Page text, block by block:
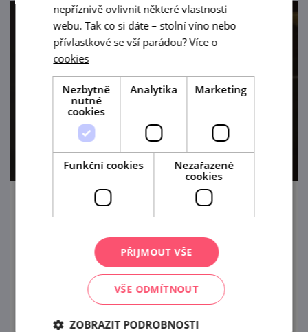
15. 8. '26
První ročník open air posezení v prostorách
zámecké zahrady v Mikulově
prohlédnout
nepříznivě ovlivnit některé vlastnosti
webu. Tak co si dáte – stolní víno nebo
přívlastkové se vší parádou?Více o
cookies
Nezbytně
nutné
cookies
Analytika Marketing
Funkční cookies
Nezařazené
cookies
PŘIJMOUT VŠE
VŠE ODMÍTNOUT
ZOBRAZIT PODROBNOSTI